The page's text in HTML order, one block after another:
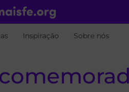
Inspiração Sobre nós